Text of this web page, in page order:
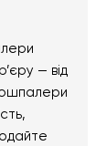
— від